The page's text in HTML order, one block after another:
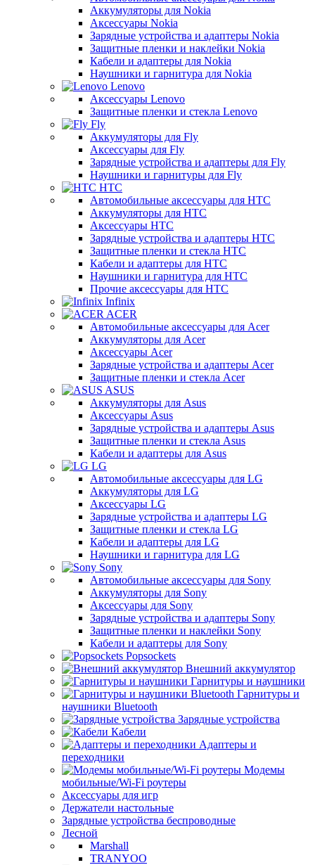
Аккумуляторы для Nokia
Аксессуары Nokia
Зарядные устройства и адаптеры Nokia
Защитные пленки и наклейки Nokia
Кабели и адаптеры для Nokia
Наушники и гарнитура для Nokia
Lenovo
Аксессуары Lenovo
Защитные пленки и стекла Lenovo
Fly
Аккумуляторы для Fly
Аксессуары для Fly
Зарядные устройства и адаптеры для Fly
Наушники и гарнитуры для Fly
HTC
Автомобильные аксессуары для HTC
Аккумуляторы для HTC
Аксессуары HTC
Зарядные устройства и адаптеры HTC
Защитные пленки и стекла HTC
Кабели и адаптеры для HTC
Наушники и гарнитура для HTC
Прочие аксессуары для HTC
Infinix
ACER
Автомобильные аксессуары для Acer
Аккумуляторы для Acer
Аксессуары Acer
Зарядные устройства и адаптеры Acer
Защитные пленки и стекла Acer
ASUS
Аккумуляторы для Asus
Аксессуары Asus
Зарядные устройства и адаптеры Asus
Защитные пленки и стекла Asus
Кабели и адаптеры для Asus
LG
Автомобильные аксессуары для LG
Аккумуляторы для LG
Аксессуары LG
Зарядные устройства и адаптеры LG
Защитные пленки и стекла LG
Кабели и адаптеры для LG
Наушники и гарнитура для LG
Sony
Автомобильные аксессуары для Sony
Аккумуляторы для Sony
Аксессуары для Sony
Зарядные устройства и адаптеры Sony
Защитные пленки и наклейки Sony
Кабели и адаптеры для Sony
Popsockets
Внешний аккумулятор
Гарнитуры и наушники
Гарнитуры и
наушники Bluetooth
Зарядные устройства
Кабели
Адаптеры и
переходники
Модемы
мобильные/Wi-Fi роутеры
Аксессуары для игр
Держатели настольные
Зарядные устройства беспроводные
Лесной
Marshall
TRANYOO